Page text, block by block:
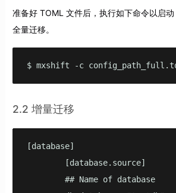
准备好 TOML 文件后，执行如下命令以启
全量迁移。
$ mxshift -c
2.2 增量迁移
[database]
        [database.source]
        ## Name of database